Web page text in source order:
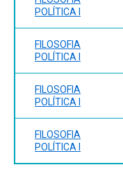
POLÍTICA I
FILOSOFIA
POLÍTICA I
FILOSOFIA
POLÍTICA I
FILOSOFIA
POLÍTICA I